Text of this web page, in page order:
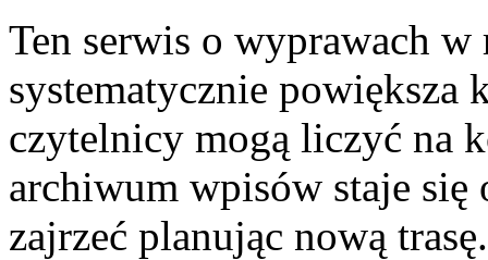
Ten serwis o wyprawach w
systematycznie powiększa
czytelnicy mogą liczyć na
archiwum wpisów staje się
zajrzeć planując nową trasę.